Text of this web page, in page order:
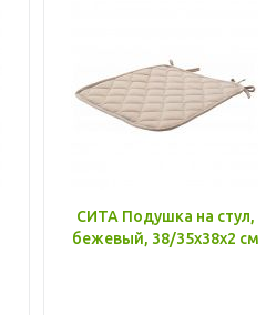
СИТА Подушка на стул,
бежевый, 38/35x38x2 см